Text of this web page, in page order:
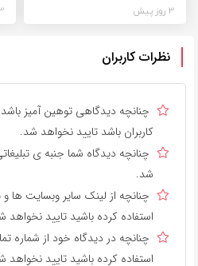
3 روز پیش 3
نظرات کاربران
چنانچه دیدگاهی توهین آمیز
کاربران باشد تایید نخواهد شد.
چنانچه دیدگاه شما جنبه ی
شد.
چنانچه از لینک سایر وبسایت ها
استفاده کرده باشید تایید نخواهد
چنانچه در دیدگاه خود از شماره
استفاده کرده باشید تایید نخواهد